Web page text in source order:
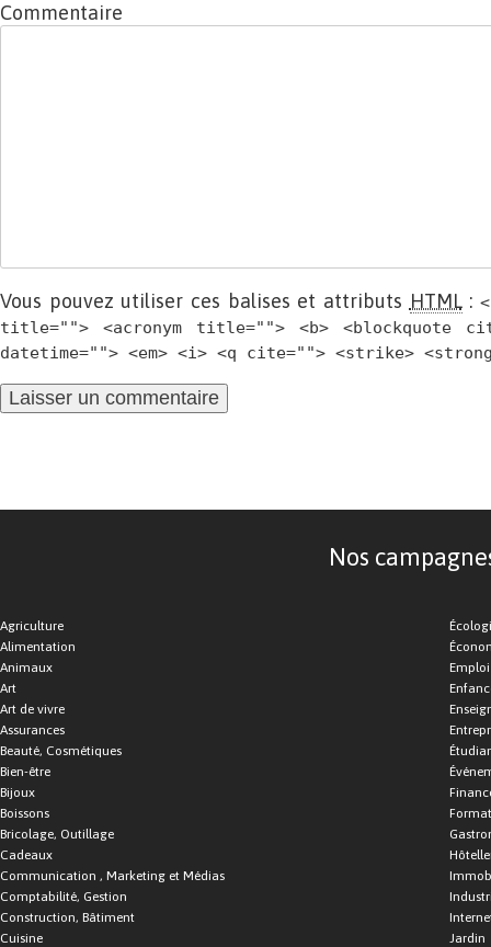
Commentaire
Vous pouvez utiliser ces balises et attributs HTML:
title=""> <acronym title=""> <b> <blockquote
datetime=""> <em> <i> <q cite=""> <strike>
Nos
Agriculture
Alimentation
Animaux
Art
Art de vivre
Assurances
Beauté, Cosmétiques
Bien-être
Bijoux
Boissons
Bricolage, Outillage
Cadeaux
Communication , Marketing et Médias
Comptabilité, Gestion
Construction, Bâtiment
Cuisine
Emploi
Jardin